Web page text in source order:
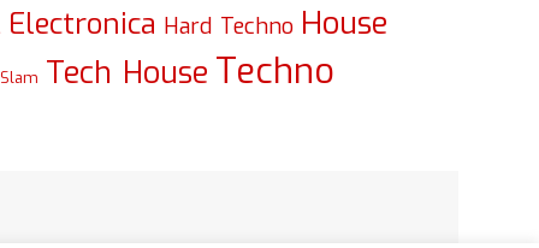
Electronica Hard Techno House
Slam Tech House Techno